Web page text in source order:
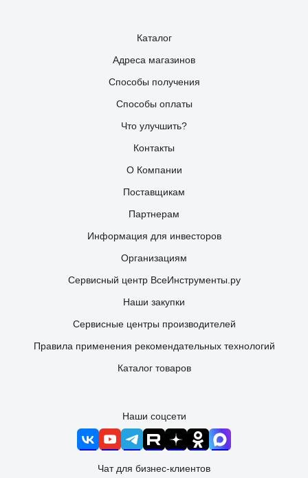
Каталог
Адреса магазинов
Способы получения
Способы оплаты
Что улучшить?
Контакты
О Компании
Поставщикам
Партнерам
Информация для инвесторов
Организациям
Сервисный центр ВсеИнструменты.ру
Наши закупки
Сервисные центры производителей
Правила применения рекомендательных технологий
Каталог товаров
Наши соцсети
Чат для бизнес-клиентов